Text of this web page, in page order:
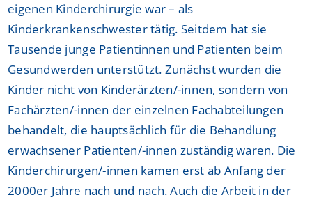
eigenen Kinderchirurgie war – als
Kinderkrankenschwester tätig. Seitdem hat sie
Tausende junge Patientinnen und Patienten beim
Gesundwerden unterstützt. Zunächst wurden die
Kinder nicht von Kinderärzten/-innen, sondern von
Fachärzten/-innen der einzelnen Fachabteilungen
behandelt, die hauptsächlich für die Behandlung
erwachsener Patienten/-innen zuständig waren. Die
Kinderchirurgen/-innen kamen erst ab Anfang der
2000er Jahre nach und nach. Auch die Arbeit in der